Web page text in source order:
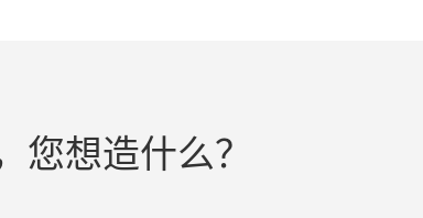
您想造什么？